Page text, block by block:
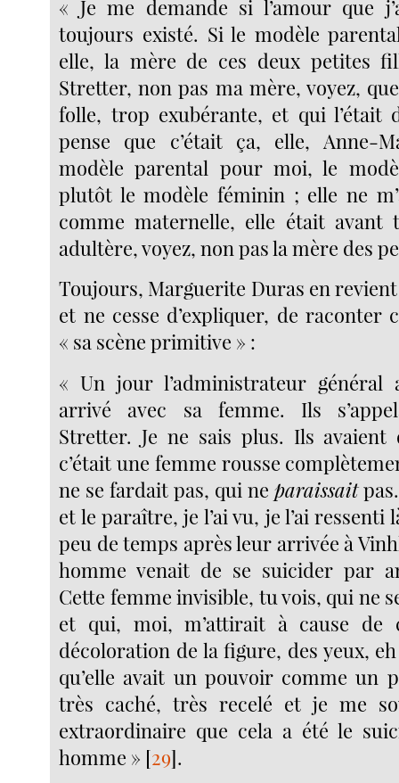
« Je me demande si l’amour que
toujours existé. Si le modèle
elle, la mère de ces deux petites
Stretter, non pas ma mère, voyez,
folle, trop exubérante, et qui l’était
pense que c’était ça, elle, Anne-
modèle parental pour moi, le
plutôt le modèle féminin ; elle ne
comme maternelle, elle était avant
adultère, voyez, non pas la mère des
Toujours, Marguerite Duras en
et ne cesse d’expliquer, de raconter
« sa scène primitive » :
« Un jour l’administrateur général
arrivé avec sa femme. Ils
Stretter. Je ne sais plus. Ils avaient
c’était une femme rousse
ne se fardait pas, qui ne paraissait
et le paraître, je l’ai vu, je l’ai ressenti
peu de temps après leur arrivée à
homme venait de se suicider par
Cette femme invisible, tu vois, qui ne
et qui, moi, m’attirait à cause de
décoloration de la figure, des yeux,
qu’elle avait un pouvoir comme un
très caché, très recelé et je me
extraordinaire que cela a été le
homme » [29].